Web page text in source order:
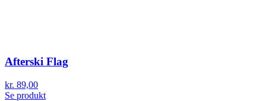
Afterski Flag
kr. 89,00
Se produkt